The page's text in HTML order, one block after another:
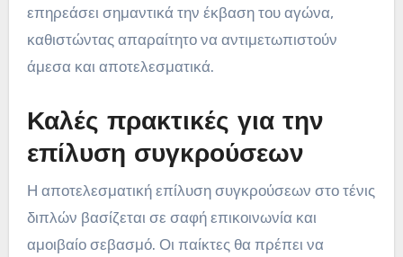
επηρεάσει σημαντικά την έκβαση του αγώνα,
καθιστώντας απαραίτητο να αντιμετωπιστούν
άμεσα και αποτελεσματικά.
Καλές πρακτικές για την
επίλυση συγκρούσεων
Η αποτελεσματική επίλυση συγκρούσεων στο τένις
διπλών βασίζεται σε σαφή επικοινωνία και
αμοιβαίο σεβασμό. Οι παίκτες θα πρέπει να